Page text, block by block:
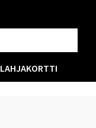
LAHJAKORTTI